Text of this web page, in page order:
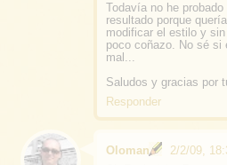
Todavía no he
resultado porque
modificar el estilo y
poco coñazo. No sé si
mal...
Saludos y gracias por
Responder
Oloman
2/2/09,